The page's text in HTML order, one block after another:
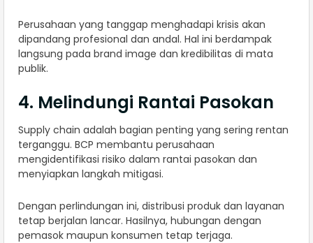
Perusahaan yang tanggap menghadapi krisis akan
dipandang profesional dan andal. Hal ini berdampak
langsung pada brand image dan kredibilitas di mata
publik.
4. Melindungi Rantai Pasokan
Supply chain adalah bagian penting yang sering rentan
terganggu. BCP membantu perusahaan
mengidentifikasi risiko dalam rantai pasokan dan
menyiapkan langkah mitigasi.
Dengan perlindungan ini, distribusi produk dan layanan
tetap berjalan lancar. Hasilnya, hubungan dengan
pemasok maupun konsumen tetap terjaga.